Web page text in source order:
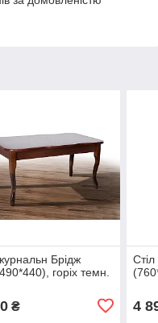
Брідж
горіх темн.
₴ 4